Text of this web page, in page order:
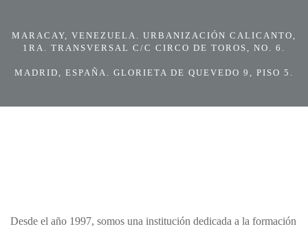
MARACAY, VENEZUELA. URBANIZACIÓN CALICANTO,
1RA. TRANSVERSAL C/C CIRCO DE TOROS, NO. 6.
MADRID, ESPAÑA. GLORIETA DE QUEVEDO 9, PISO 5.
Desde el año 1997, somos una institución dedicada a la formación